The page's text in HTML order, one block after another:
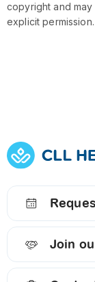
copyright and
explicit permission.
Join